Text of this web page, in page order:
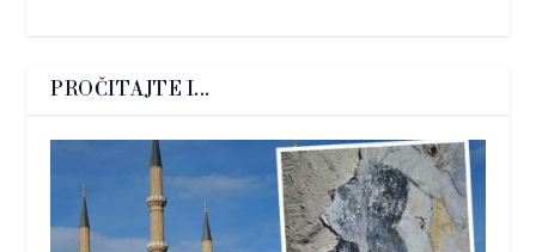
PROČITAJTE I...